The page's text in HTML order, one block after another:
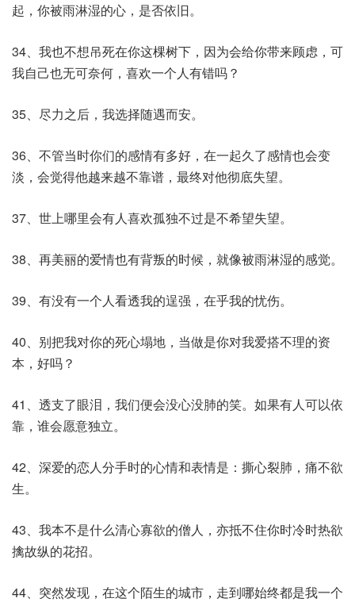
起，你被雨淋湿的心，是否依旧。
34、我也不想吊死在你这棵树下，因为会给你带来顾虑，可
我自己也无可奈何，喜欢一个人有错吗？
35、尽力之后，我选择随遇而安。
36、不管当时你们的感情有多好，在一起久了感情也会变
淡，会觉得他越来越不靠谱，最终对他彻底失望。
37、世上哪里会有人喜欢孤独不过是不希望失望。
38、再美丽的爱情也有背叛的时候，就像被雨淋湿的感觉。
39、有没有一个人看透我的逞强，在乎我的忧伤。
40、别把我对你的死心塌地，当做是你对我爱搭不理的资
本，好吗？
41、透支了眼泪，我们便会没心没肺的笑。如果有人可以依
靠，谁会愿意独立。
42、深爱的恋人分手时的心情和表情是：撕心裂肺，痛不欲
生。
43、我本不是什么清心寡欲的僧人，亦抵不住你时冷时热欲
擒故纵的花招。
44、突然发现，在这个陌生的城市，走到哪始终都是我一个